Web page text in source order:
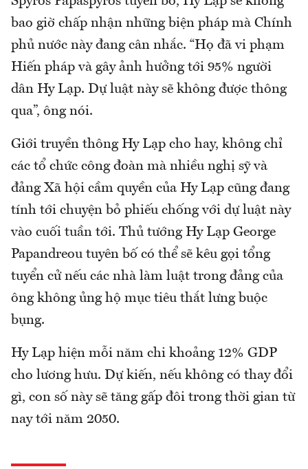
bao giờ chấp nhận những biện pháp mà Chính
phủ nước này đang cân nhắc. “Họ đã vi phạm
Hiến pháp và gây ảnh hưởng tới 95% người
dân Hy Lạp. Dự luật này sẽ không được thông
qua”, ông nói.
Giới truyền thông Hy Lạp cho hay, không chỉ
các tổ chức công đoàn mà nhiều nghị sỹ và
đảng Xã hội cầm quyền của Hy Lạp cũng đang
tính tới chuyện bỏ phiếu chống với dự luật này
vào cuối tuần tới. Thủ tướng Hy Lạp George
Papandreou tuyên bố có thể sẽ kêu gọi tổng
tuyển cử nếu các nhà làm luật trong đảng của
ông không ủng hộ mục tiêu thắt lưng buộc
bụng.
Hy Lạp hiện mỗi năm chi khoảng 12% GDP
cho lương hưu. Dự kiến, nếu không có thay đổi
gì, con số này sẽ tăng gấp đôi trong thời gian từ
nay tới năm 2050.